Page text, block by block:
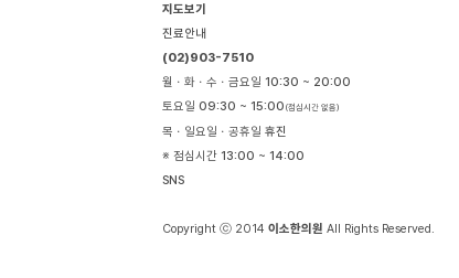
지도보기
진료안내
(02)903-7510
월ㆍ화ㆍ수ㆍ금요일 10:30 ~ 20:00
토요일 09:30 ~ 15:00 (점심시간 없음)
목ㆍ일요일ㆍ공휴일 휴진
※ 점심시간 13:00 ~ 14:00
SNS
Copyright ⓒ 2014 이소한의원 All Rights Reserved.